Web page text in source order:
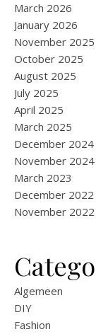
March 2026
January 2026
November 2025
October 2025
August 2025
July 2025
April 2025
March 2025
December 2024
November 2024
March 2023
December 2022
November 2022
Algemeen
DIY
Fashion